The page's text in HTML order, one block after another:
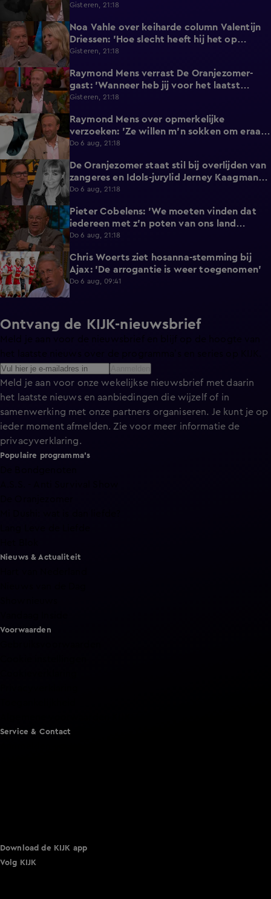
'Echt een soap!'
Gisteren, 21:18
2:25
Noa Vahle over keiharde column Valentijn
Driessen: 'Hoe slecht heeft hij het op
vakantie?!'
Gisteren, 21:18
1:17
Raymond Mens verrast De Oranjezomer-
gast: 'Wanneer heb jij voor het laatst
afgetrokken?'
Gisteren, 21:18
1:49
Raymond Mens over opmerkelijke
verzoeken: 'Ze willen m'n sokken om eraan
te ruiken'
Do 6 aug, 21:18
0:36
De Oranjezomer staat stil bij overlijden van
zangeres en Idols-jurylid Jerney Kaagman
(79)
Do 6 aug, 21:18
1:16
Pieter Cobelens: 'We moeten vinden dat
iedereen met z'n poten van ons land
afblijft!'
Do 6 aug, 21:18
1:11
Chris Woerts ziet hosanna-stemming bij
Ajax: 'De arrogantie is weer toegenomen'
Do 6 aug, 09:41
Ontvang de KIJK-nieuwsbrief
Meld je aan voor onze wekelijkse nieuwsbrief met daarin
het laatste nieuws en aanbiedingen die wijzelf of in
samenwerking met onze partners organiseren. Je kunt je op
ieder moment afmelden. Zie voor meer informatie de
privacyverklaring.
Populaire programma's
Nieuws & Actualiteit
Voorwaarden
Service & Contact
Download de KIJK app
Volg KIJK